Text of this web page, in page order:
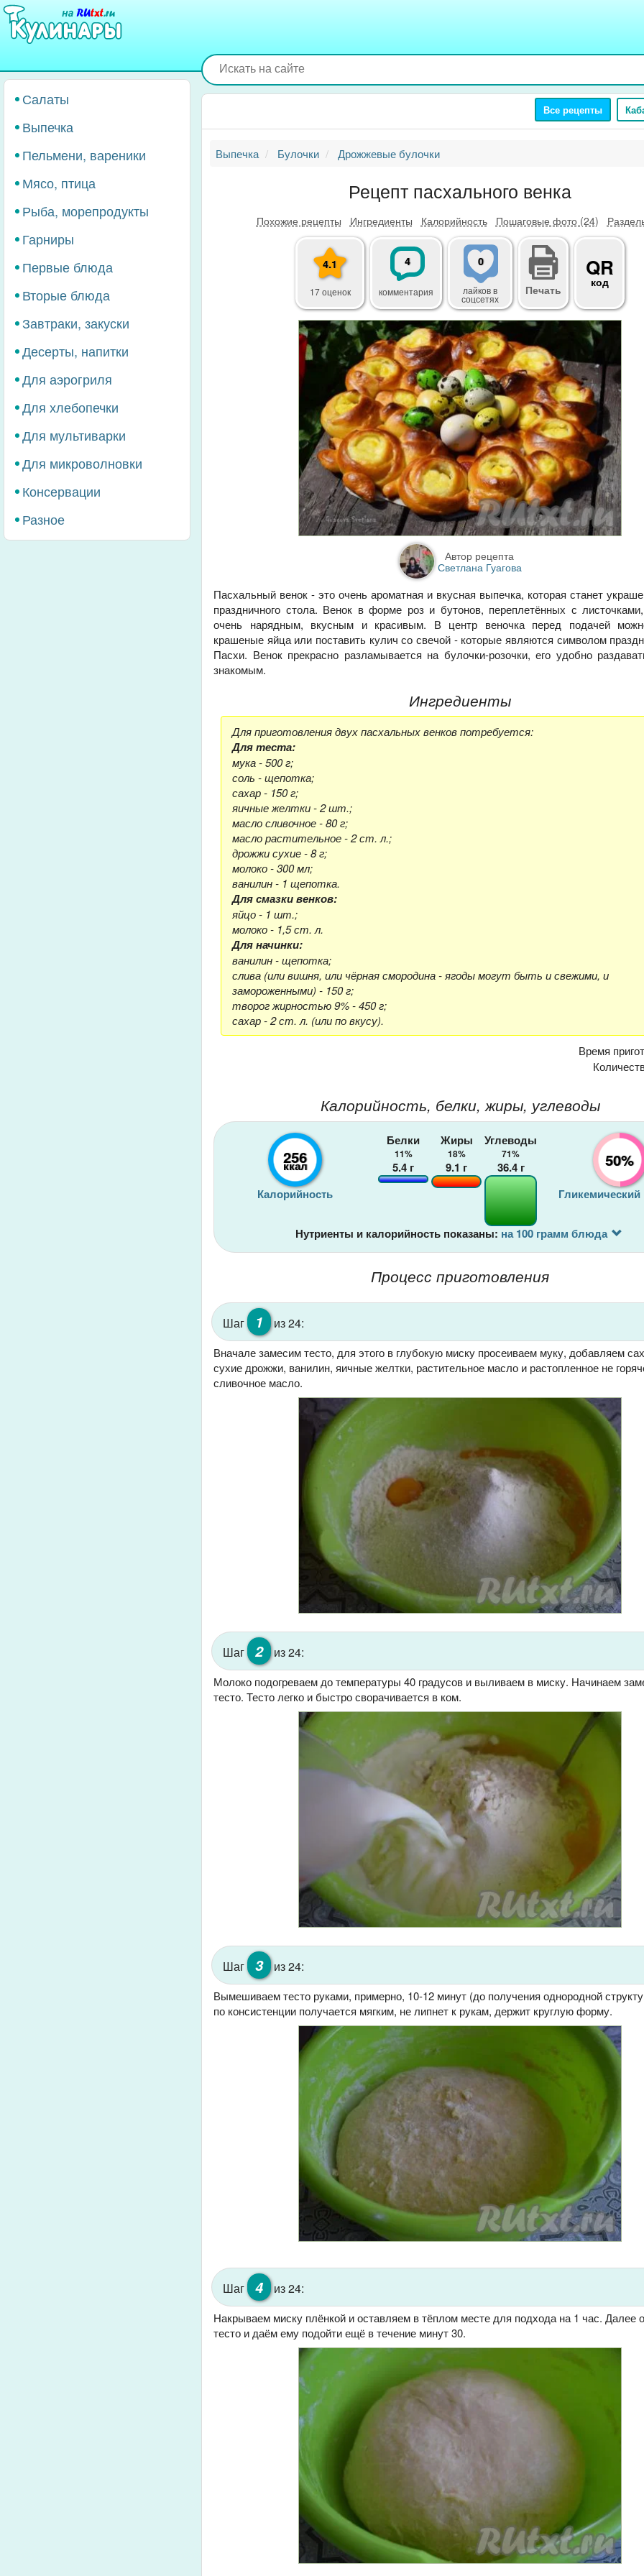
Перейти
основному
Салаты
Выпечка
Пельмени, вареники
Мясо, птица
Рыба, морепродукты
Гарниры
Первые блюда
Вторые блюда
Завтраки, закуски
Десерты, напитки
Для аэрогриля
Для хлебопечки
Для мультиварки
Для микроволновки
Консервации
Разное
Все рецепты
Выпечка Булочки Дрожжевые булочки
Рецепт пасхального венка
Похожие рецепты Ингредиенты Калорийность Пошаговые фото (24)
4.1
17 оценок
4
комментария
0
лайковв
соцсетях
Печать
QR
код
Автор рецепта
Светлана Гуагова
Пасхальный венок - это очень ароматная и вкусная выпечка, которая станет
праздничного стола. Венок в форме роз и бутонов, переплетённых с
очень нарядным, вкусным и красивым. В центр веночка перед подачей
крашеные яйца или поставить кулич со свечой - которые являются символом
Пасхи. Венок прекрасно разламывается на булочки-розочки, его удобно
знакомым.
Ингредиенты
Для приготовления двух пасхальных венков потребуется:
Для теста:
мука - 500 г;
соль - щепотка;
сахар - 150 г;
яичные желтки - 2 шт.;
масло сливочное - 80 г;
масло растительное - 2 ст. л.;
дрожжи сухие - 8 г;
молоко - 300 мл;
ванилин - 1 щепотка.
Для смазки венков:
яйцо - 1 шт.;
молоко - 1,5 ст. л.
Для начинки:
ванилин - щепотка;
слива (или вишня, или чёрная смородина - ягоды могут быть и свежими, и
замороженными) - 150 г;
творог жирностью 9% - 450 г;
сахар - 2 ст. л. (или по вкусу).
Время
Калорийность, белки, жиры, углеводы
256
ккал
Калорийность
Белки
11%
5.4 г
Жиры
18%
9.1 г
Углеводы
71%
36.4г 50%
Гликемический
Нутриенты и калорийность показаны: на 100 грамм блюда
Процесс приготовления
Шаг 1 из 24:
Вначале замесим тесто, для этого в глубокую миску просеиваем муку, добавляем
сухие дрожжи, ванилин, яичные желтки, растительное масло и растопленное не
сливочное масло.
Шаг 2 из 24:
Молоко подогреваем до температуры 40 градусов и выливаем в миску. Начинаем
тесто. Тесто легко и быстро сворачивается в ком.
Шаг 3 из 24:
Вымешиваем тесто руками, примерно, 10-12 минут (до получения однородной
по консистенции получается мягким, не липнет к рукам, держит круглую форму.
Шаг 4 из 24:
Накрываем миску плёнкой и оставляем в тёплом месте для подхода на 1 час. Далее
тесто и даём ему подойти ещё в течение минут 30.